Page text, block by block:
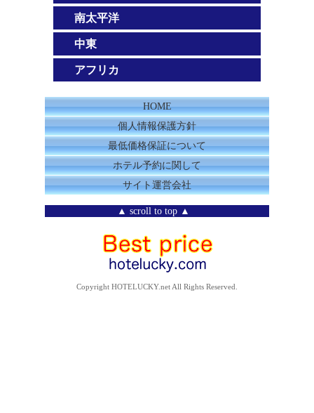
南太平洋
中東
アフリカ
HOME
個人情報保護方針
最低価格保証について
ホテル予約に関して
サイト運営会社
▲ scroll to top ▲
Copyright HOTELUCKY.net All Rights Reserved.